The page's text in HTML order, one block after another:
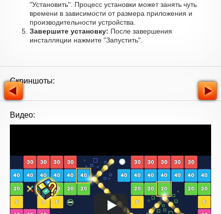
"Установить". Процесс установки может занять чуть
времени в зависимости от размера приложения и
производительности устройства.
Завершите установку: После завершения
инсталляции нажмите "Запустить".
Скриншоты:
Видео: